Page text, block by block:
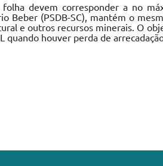
devem corresponder a no
Beber (PSDB-SC), mantém o
e outros recursos minerais. O
quando houver perda de